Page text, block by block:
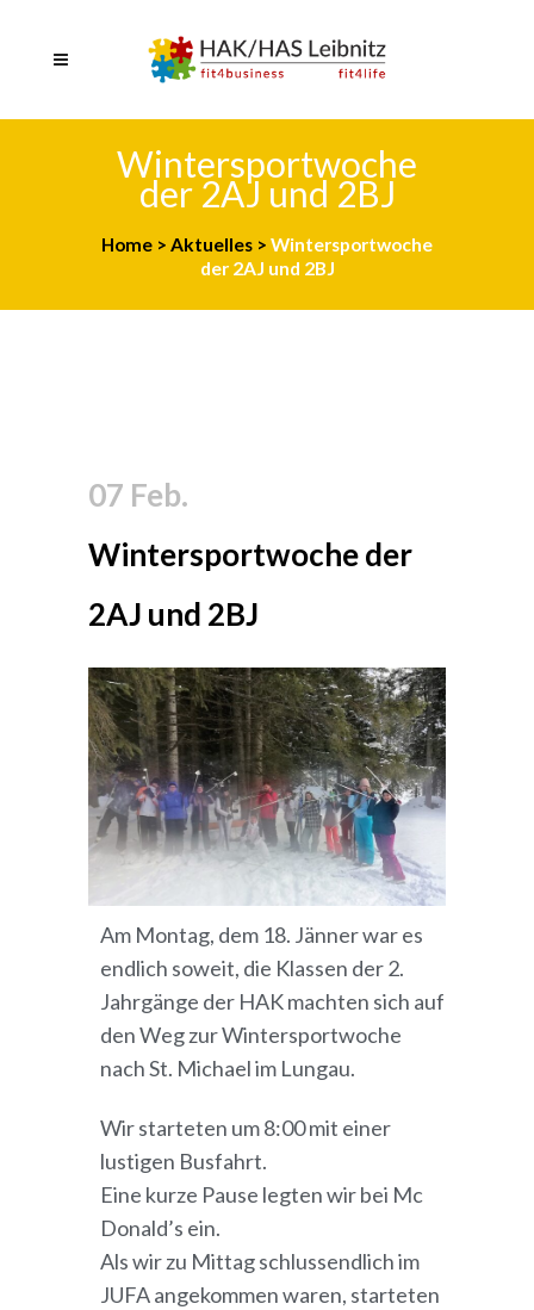
Wintersportwoche
der 2AJ und 2BJ
Home > Aktuelles > Wintersportwoche
der 2AJ und 2BJ
07 Feb.
Wintersportwoche der
2AJ und 2BJ
Am Montag, dem 18. Jänner war es
endlich soweit, die Klassen der 2.
Jahrgänge der HAK machten sich auf
den Weg zur Wintersportwoche
nach St. Michael im Lungau.
Wir starteten um 8:00 mit einer
lustigen Busfahrt.
Eine kurze Pause legten wir bei Mc
Donald’s ein.
Als wir zu Mittag schlussendlich im
JUFA angekommen waren, starteten